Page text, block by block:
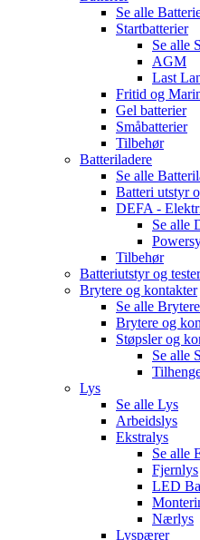
Se alle
Startbatterier
Se alle
AGM
Last
Fritid og
Gel batterier
Småbatterier
Tilbehør
Batteriladere
Se alle
Batteri utstyr
DEFA -
Se alle
Tilbehør
Batteriutstyr og
Brytere og kontakter
Se alle
Brytere og
Støpsler og
Se alle
Lys
Se alle Lys
Arbeidslys
Ekstralys
Se alle
Fjernlys
LED
Nærlys
Lyspærer